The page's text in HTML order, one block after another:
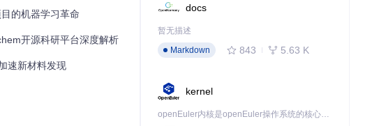
明，将这两种集成方法与
的机器学习革命
开源科研平台深度解析
速新材料发现
docs
暂无描述
Markdown
843 5.63 K
kernel
openEuler内核是openEuler操作系统的核心，既是系统性能与稳定性的基石，也是连接处理器、设备与服务的桥梁。